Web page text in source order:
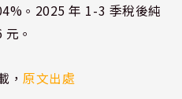
。2025 年 1-3 季稅後純
。
，原文出處